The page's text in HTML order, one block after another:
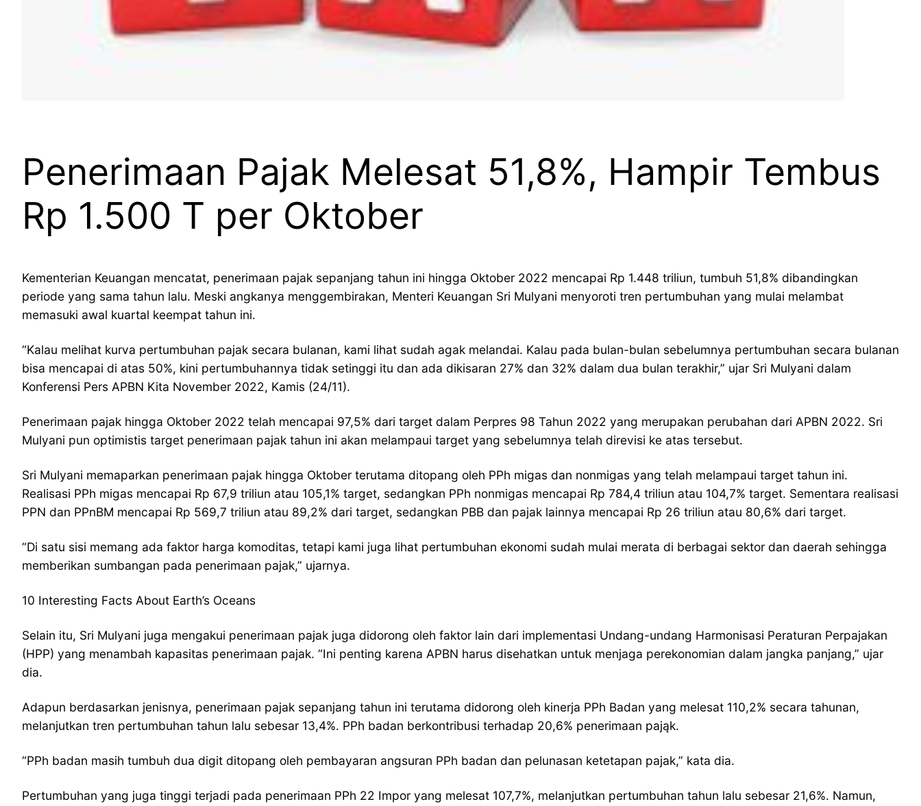
Penerimaan Pajak Melesat 51,8%, Hampir Tembus
Rp 1.500 T per Oktober
Kementerian Keuangan mencatat, penerimaan pajak sepanjang tahun ini hingga Oktober 2022 mencapai Rp 1.448 triliun, tumbuh 51,8% dibandingkan
periode yang sama tahun lalu. Meski angkanya menggembirakan, Menteri Keuangan Sri Mulyani menyoroti tren pertumbuhan yang mulai melambat
memasuki awal kuartal keempat tahun ini.
“Kalau melihat kurva pertumbuhan pajak secara bulanan, kami lihat sudah agak melandai. Kalau pada bulan-bulan sebelumnya pertumbuhan secara bulanan
bisa mencapai di atas 50%, kini pertumbuhannya tidak setinggi itu dan ada dikisaran 27% dan 32% dalam dua bulan terakhir,” ujar Sri Mulyani dalam
Konferensi Pers APBN Kita November 2022, Kamis (24/11).
Penerimaan pajak hingga Oktober 2022 telah mencapai 97,5% dari target dalam Perpres 98 Tahun 2022 yang merupakan perubahan dari APBN 2022. Sri
Mulyani pun optimistis target penerimaan pajak tahun ini akan melampaui target yang sebelumnya telah direvisi ke atas tersebut.
Sri Mulyani memaparkan penerimaan pajak hingga Oktober terutama ditopang oleh PPh migas dan nonmigas yang telah melampaui target tahun ini.
Realisasi PPh migas mencapai Rp 67,9 triliun atau 105,1% target, sedangkan PPh nonmigas mencapai Rp 784,4 triliun atau 104,7% target. Sementara realisasi
PPN dan PPnBM mencapai Rp 569,7 triliun atau 89,2% dari target, sedangkan PBB dan pajak lainnya mencapai Rp 26 triliun atau 80,6% dari target.
“Di satu sisi memang ada faktor harga komoditas, tetapi kami juga lihat pertumbuhan ekonomi sudah mulai merata di berbagai sektor dan daerah sehingga
memberikan sumbangan pada penerimaan pajak,” ujarnya.
10 Interesting Facts About Earth’s Oceans
Selain itu, Sri Mulyani juga mengakui penerimaan pajak juga didorong oleh faktor lain dari implementasi Undang-undang Harmonisasi Peraturan Perpajakan
(HPP) yang menambah kapasitas penerimaan pajak. “Ini penting karena APBN harus disehatkan untuk menjaga perekonomian dalam jangka panjang,” ujar
dia.
Adapun berdasarkan jenisnya, penerimaan pajak sepanjang tahun ini terutama didorong oleh kinerja PPh Badan yang melesat 110,2% secara tahunan,
melanjutkan tren pertumbuhan tahun lalu sebesar 13,4%. PPh badan berkontribusi terhadap 20,6% penerimaan pająk.
“PPh badan masih tumbuh dua digit ditopang oleh pembayaran angsuran PPh badan dan pelunasan ketetapan pajak,” kata dia.
Pertumbuhan yang juga tinggi terjadi pada penerimaan PPh 22 Impor yang melesat 107,7%, melanjutkan pertumbuhan tahun lalu sebesar 21,6%. Namun,